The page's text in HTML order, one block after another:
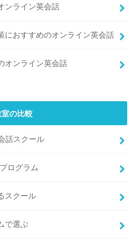
ンライン英会話
におすすめのオンライン英会話
オンライン英会話
の比較
話スクール
ログラム
スクール
で選ぶ